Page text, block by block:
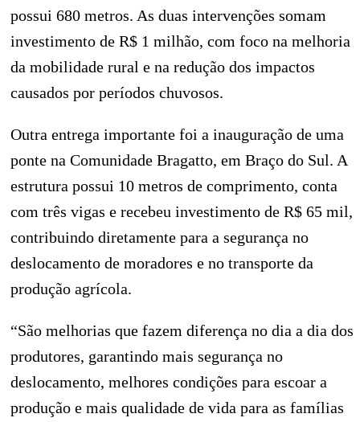
possui 680 metros. As duas intervenções somam
investimento de R$ 1 milhão, com foco na melhoria
da mobilidade rural e na redução dos impactos
causados por períodos chuvosos.
Outra entrega importante foi a inauguração de uma
ponte na Comunidade Bragatto, em Braço do Sul. A
estrutura possui 10 metros de comprimento, conta
com três vigas e recebeu investimento de R$ 65 mil,
contribuindo diretamente para a segurança no
deslocamento de moradores e no transporte da
produção agrícola.
“São melhorias que fazem diferença no dia a dia dos
produtores, garantindo mais segurança no
deslocamento, melhores condições para escoar a
produção e mais qualidade de vida para as famílias